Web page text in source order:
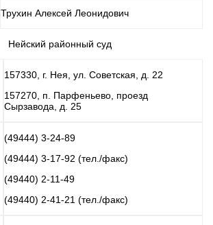
Трухин Алексей Леонидович
Нейский районный суд
157330, г. Нея, ул. Советская, д. 22
157270, п. Парфеньево, проезд
Сырзавода, д. 25
(49444) 3-24-89
(49444) 3-17-92 (тел./факс)
(49440) 2-11-49
(49440) 2-41-21 (тел./факс)